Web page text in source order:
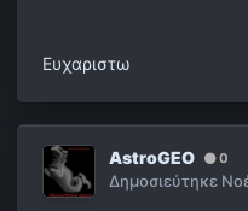
Ευχαριστω
AstroGEO 0
Δημοσιεύτηκε